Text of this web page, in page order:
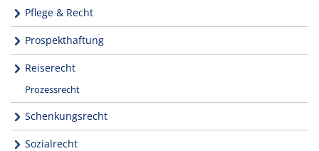
Pflege & Recht
Prospekthaftung
Reiserecht
Prozessrecht
Schenkungsrecht
Sozialrecht